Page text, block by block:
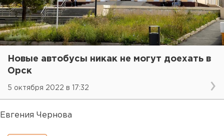
Новые автобусы никак не могут доехать в
Орск
5 октября 2022 в 17:32
Евгения Чернова